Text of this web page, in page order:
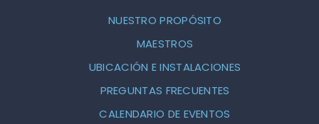
NUESTRO PROPÓSITO
MAESTROS
UBICACIÓN E INSTALACIONES
PREGUNTAS FRECUENTES
CALENDARIO DE EVENTOS